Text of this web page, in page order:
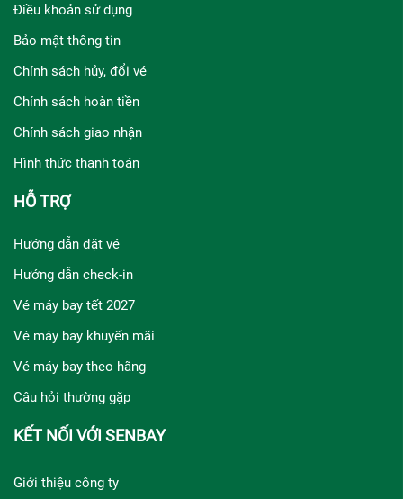
Điều khoản sử dụng
Bảo mật thông tin
Chính sách hủy, đổi vé
Chính sách hoàn tiền
Chính sách giao nhận
Hình thức thanh toán
HỖ TRỢ
Hướng dẫn đặt vé
Hướng dẫn check-in
Vé máy bay tết 2027
Vé máy bay khuyến mãi
Vé máy bay theo hãng
Câu hỏi thường gặp
KẾT NỐI VỚI SENBAY
Giới thiệu công ty